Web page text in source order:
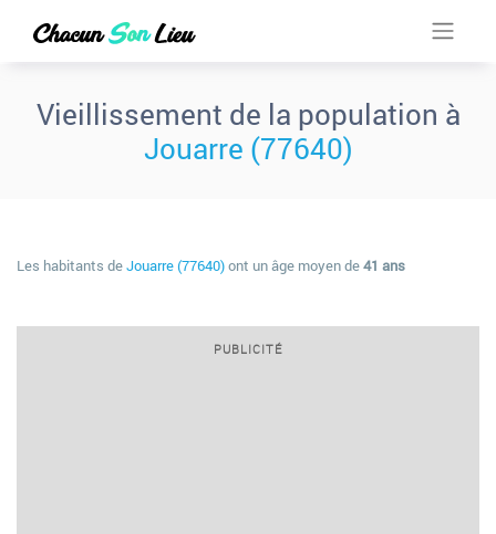
Vieillissement de la population à
Jouarre (77640)
Les habitants deJouarre (77640)ont un âge moyen de41 ans
PUBLICITÉ